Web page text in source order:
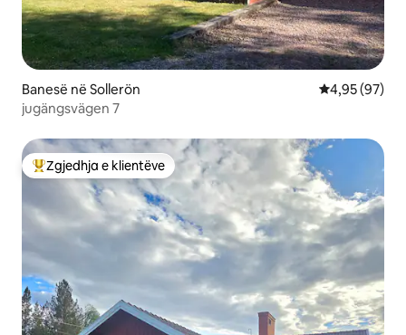
Banesë në Sollerön Vlerësimi
4,95 (97)
jugängsvägen 7
Më të mirat e zgjedhjeve të klientëve
Zgjedhja e klientëve